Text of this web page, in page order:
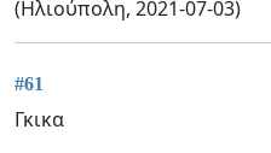
(Ηλιούπολη, 2021-07-03)
#61
Γκικα